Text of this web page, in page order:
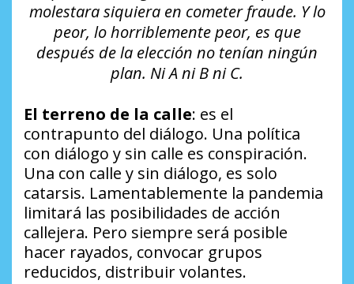
molestara siquiera en cometer fraude. Y lo
peor, lo horriblemente peor, es que
después de la elección no tenían ningún
plan. Ni A ni B ni C.
El terreno de la calle: es el
contrapunto del diálogo. Una política
con diálogo y sin calle es conspiración.
Una con calle y sin diálogo, es solo
catarsis. Lamentablemente la pandemia
limitará las posibilidades de acción
callejera. Pero siempre será posible
hacer rayados, convocar grupos
reducidos, distribuir volantes.